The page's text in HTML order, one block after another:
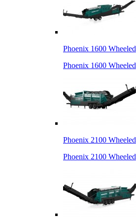
Phoenix 1600 Wheeled
Phoenix 1600 Wheeled
Phoenix 2100 Wheeled
Phoenix 2100 Wheeled